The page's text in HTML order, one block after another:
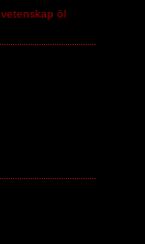
vetenskap öl